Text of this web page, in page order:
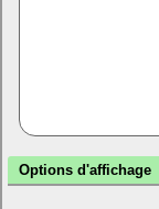
Options d'affichage